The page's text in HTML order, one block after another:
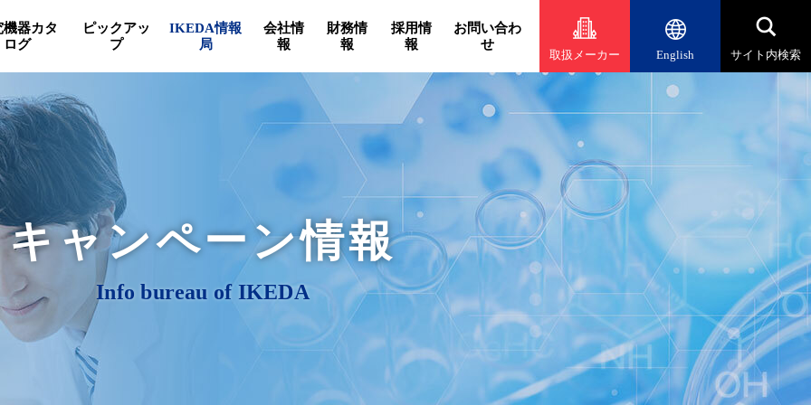
機器カタ
ログ
ピックアッ
プ
IKEDA情報
局
会社情
報
財務情
報
採用情
報
お問い合わ
せ
取扱メーカー English サイト内検索
キャンペーン情報